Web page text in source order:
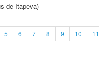
de Itapeva)
5 6 7 8 9 10 11